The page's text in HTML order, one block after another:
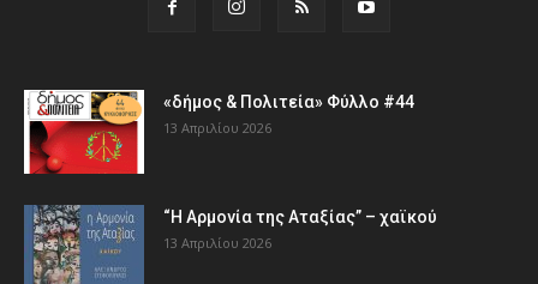
«δήμος & Πολιτεία» Φύλλο #44
13 Απριλίου 2026
“Η Αρμονία της Αταξίας” – χαϊκού
13 Απριλίου 2026